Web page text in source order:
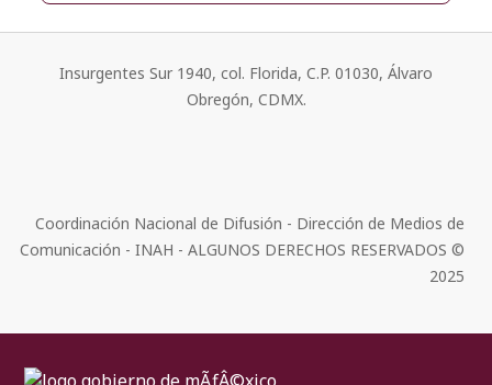
Insurgentes Sur 1940, col. Florida, C.P. 01030, Álvaro
Obregón, CDMX.
Coordinación Nacional de Difusión - Dirección de Medios de
Comunicación - INAH - ALGUNOS DERECHOS RESERVADOS ©
2025